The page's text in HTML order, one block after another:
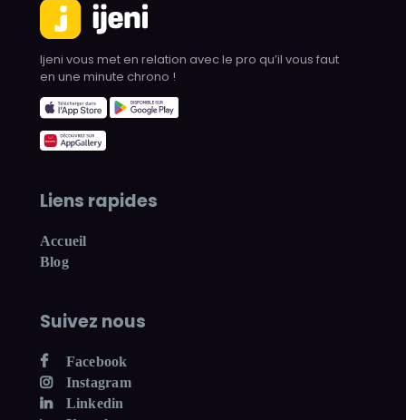
Ijeni vous met en relation avec le pro qu’il vous faut
en une minute chrono !
Liens rapides
Accueil
Blog
Suivez nous
Facebook
Instagram
Linkedin